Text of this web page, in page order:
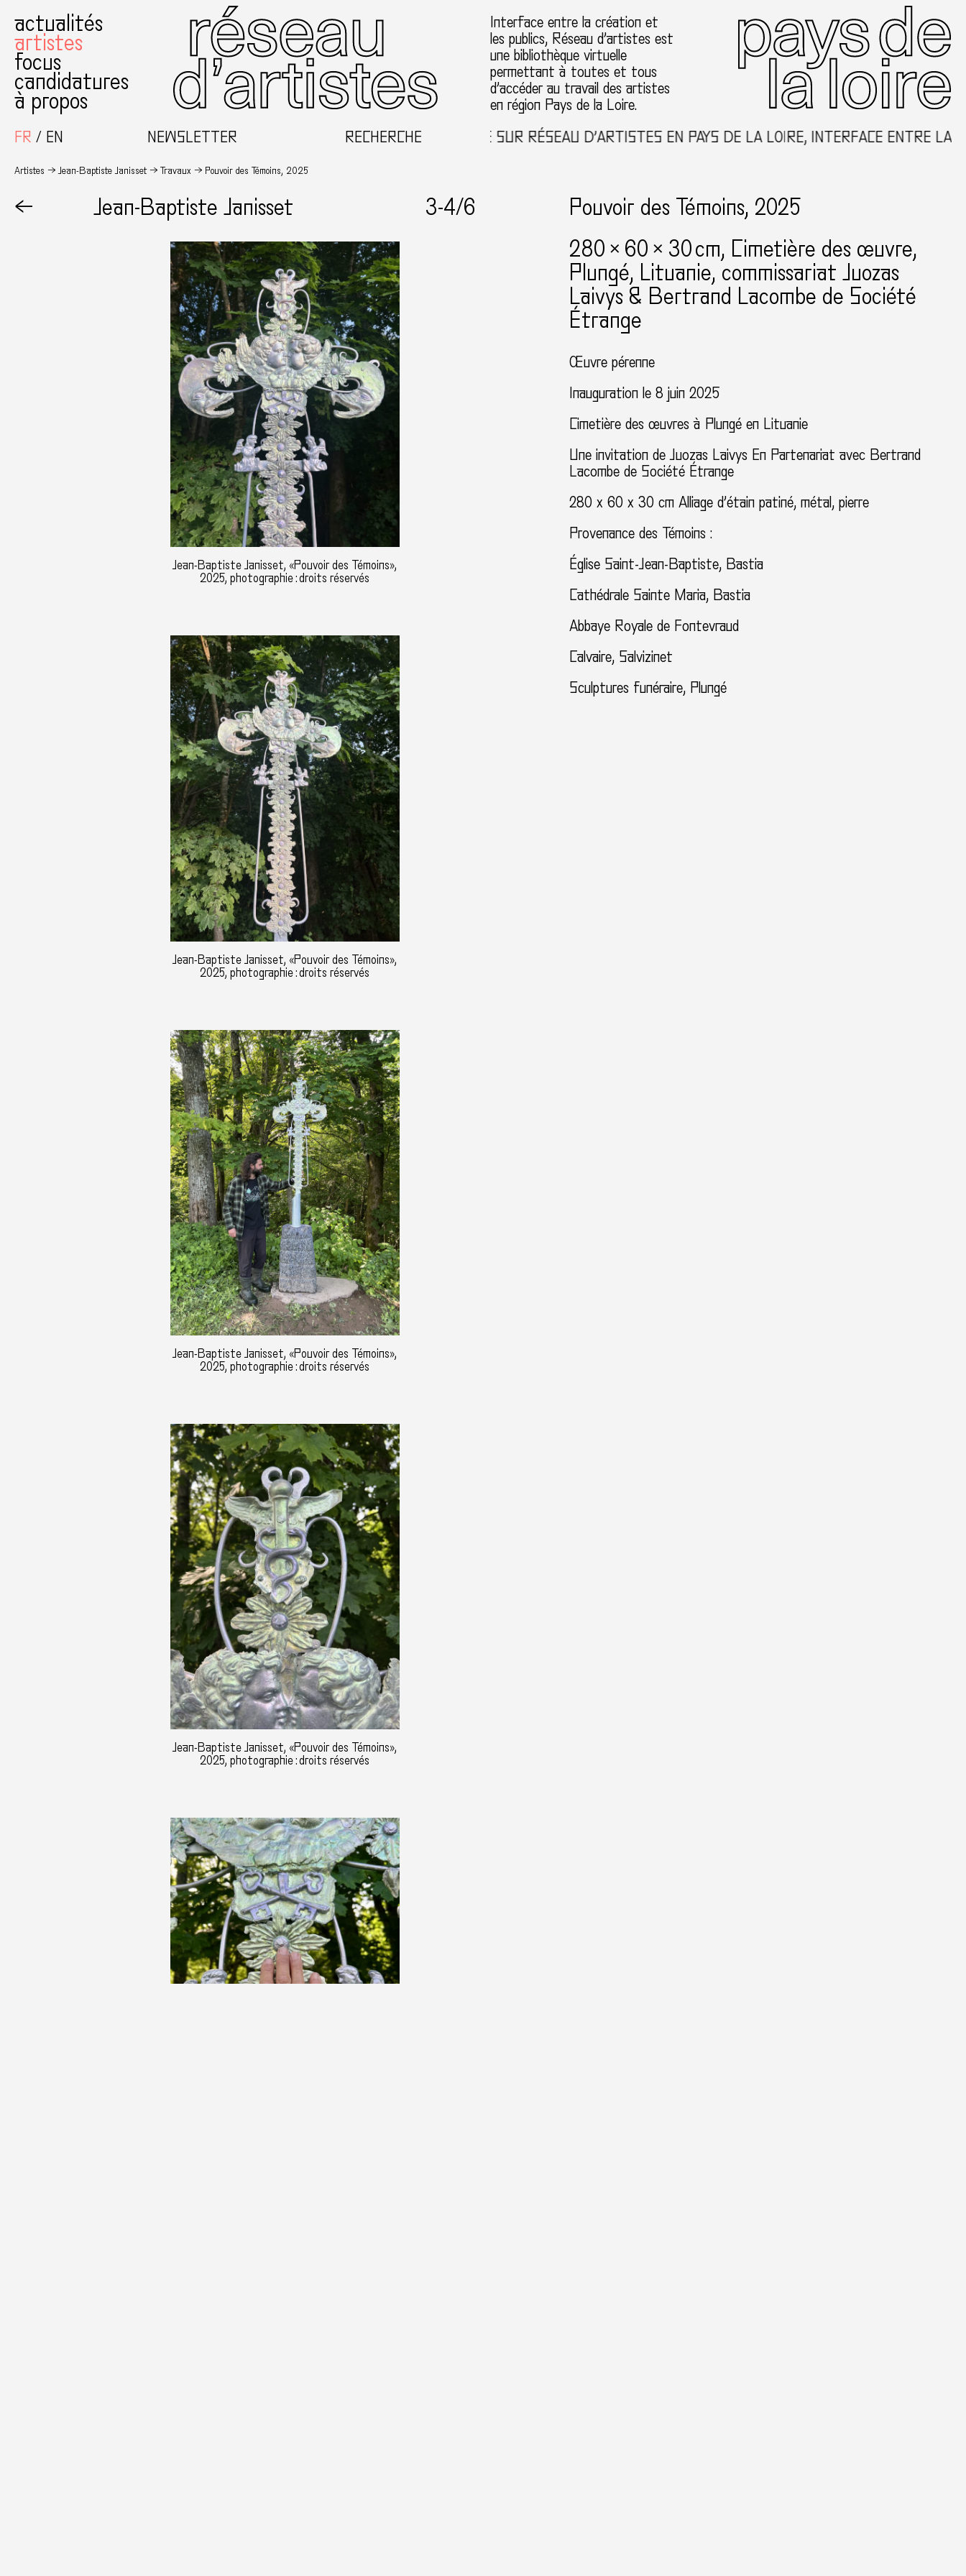
actualités
artistes
focus
candidatures
à propos
Interface entre la création et
les publics, Réseau d’artistes est
une bibliothèque virtuelle
permettant à toutes et tous
d’accéder au travail des artistes
en région Pays de la Loire.
FR
EN NEWSLETTER RECHERCHEBIENVENUE SUR RÉSEAU D’ARTISTES EN PAYS DE LA LOIRE, INTERFACE ENTRE LA
Artistes Jean-Baptiste Janisset Travaux Pouvoir des Témoins, 2025
← Jean-Baptiste Janisset 3-4/6
Jean-Baptiste Janisset, «Pouvoir des Témoins»,
2025, photographie : droits réservés
Jean-Baptiste Janisset, «Pouvoir des Témoins»,
2025, photographie : droits réservés
Jean-Baptiste Janisset, «Pouvoir des Témoins»,
2025, photographie : droits réservés
Jean-Baptiste Janisset, «Pouvoir des Témoins»,
2025, photographie : droits réservés
Pouvoir des Témoins, 2025
280 × 60 × 30 cm Cimetière des œuvre
Plungé, Lituanie commissariat Juozas
Laivys & Bertrand Lacombe de Société
Étrange
Œuvre pérenne
Inauguration le 8 juin 2025
Cimetière des œuvres à Plungé en Lituanie
Une invitation de Juozas Laivys En Partenariat avec Bertrand
Lacombe de Société Étrange
280 x 60 x 30 cm Alliage d’étain patiné, métal, pierre
Provenance des Témoins :
Église Saint-Jean-Baptiste, Bastia
Cathédrale Sainte Maria, Bastia
Abbaye Royale de Fontevraud
Calvaire, Salvizinet
Sculptures funéraire, Plungé